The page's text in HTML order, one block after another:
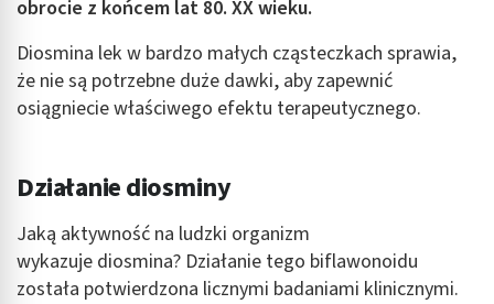
obrocie z końcem lat 80. XX wieku.
Diosmina lek w bardzo małych cząsteczkach sprawia,
że nie są potrzebne duże dawki, aby zapewnić
osiągniecie właściwego efektu terapeutycznego.
Działanie diosminy
Jaką aktywność na ludzki organizm
wykazuje diosmina? Działanie tego biflawonoidu
została potwierdzona licznymi badaniami klinicznymi.